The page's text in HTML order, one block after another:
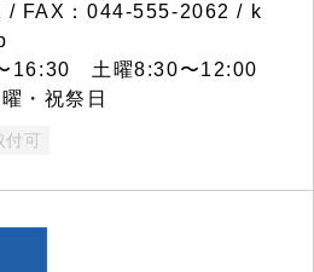
/ FAX：044-555-2062 / k
16:30 土曜8:30〜12:00
・祝祭日
付可